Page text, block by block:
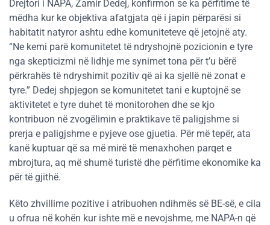
Drejtori i NAPA, Zamir Dedej, konfirmon se ka përfitime të
mëdha kur ke objektiva afatgjata që i japin përparësi si
habitatit natyror ashtu edhe komuniteteve që jetojnë aty.
“Ne kemi parë komunitetet të ndryshojnë pozicionin e tyre
nga skepticizmi në lidhje me synimet tona për t’u bërë
përkrahës të ndryshimit pozitiv që ai ka sjellë në zonat e
tyre.” Dedej shpjegon se komunitetet tani e kuptojnë se
aktivitetet e tyre duhet të monitorohen dhe se kjo
kontribuon në zvogëlimin e praktikave të paligjshme si
prerja e paligjshme e pyjeve ose gjuetia. Për më tepër, ata
kanë kuptuar që sa më mirë të menaxhohen parqet e
mbrojtura, aq më shumë turistë dhe përfitime ekonomike ka
për të gjithë.
Këto zhvillime pozitive i atribuohen ndihmës së BE-së, e cila
u ofrua në kohën kur ishte më e nevojshme, me NAPA-n që